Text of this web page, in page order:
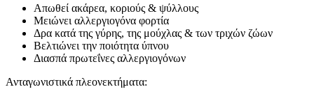
Απωθεί ακάρεα, κοριούς & ψύλλους
Μειώνει αλλεργιογόνα φορτία
Δρα κατά της γύρης, της μούχλας & των τριχών ζώων
Βελτιώνει την ποιότητα ύπνου
Διασπά πρωτεΐνες αλλεργιογόνων
Ανταγωνιστικά πλεονεκτήματα: